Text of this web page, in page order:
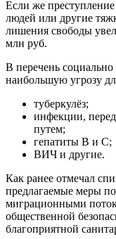
Если же
людей или другие
лишения свободы
млн руб.
В перечень
наибольшую угрозу
туберкулёз;
инфекции,
путем;
гепатиты В и С;
ВИЧ и другие.
Как ранее отмечал
предлагаемые меры
миграционными
общественной
благоприятной